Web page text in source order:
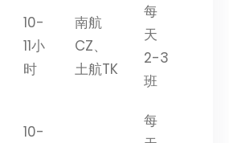
10-
11小
时
南航
CZ、
土航TK
每
天
2-3
班
10-
每